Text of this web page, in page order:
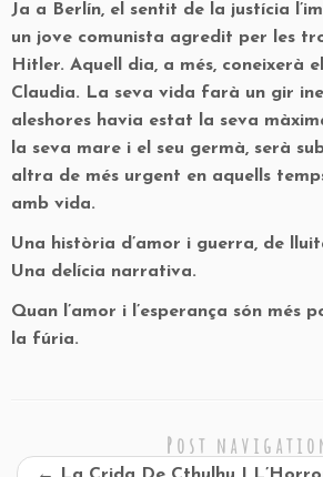
Ja a Berlín, el sentit de la justícia
un jove comunista agredit per les
Hitler. Aquell dia, a més, coneixerà
Claudia. La seva vida farà un gir
aleshores havia estat la seva
la seva mare i el seu germà, serà
altra de més urgent en aquells
amb vida.
Una història d’amor i guerra, de
Una delícia narrativa.
Quan l’amor i l’esperança són més
la fúria.
Post